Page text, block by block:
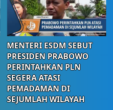
MENTERI ESDM SEBUT
PRESIDEN PRABOWO
PERINTAHKAN PLN
SEGERA ATASI
PEMADAMAN DI
SEJUMLAH WILAYAH